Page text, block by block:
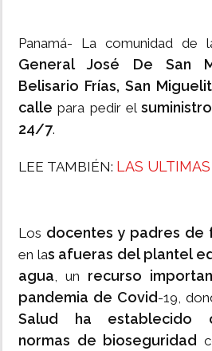
Panamá- La comunidad
General José De San
Belisario Frías, San
calle para pedir el
24/7.
LEE TAMBIÉN: LAS
Los docentes y padres de
en las afueras del plantel
agua, un recurso
pandemia de Covid -19,
Salud ha establecido
normas de bioseguridad